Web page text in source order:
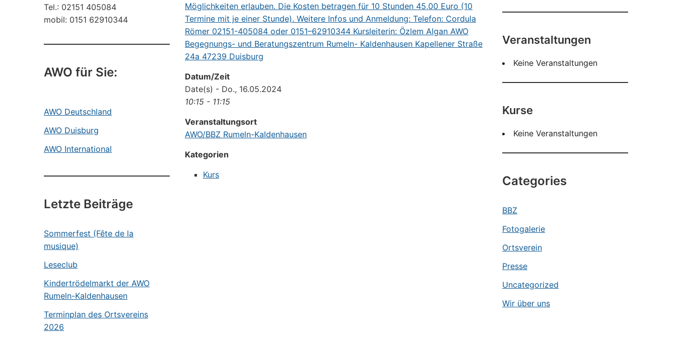
Tel.: 02151 405084
mobil: 0151 62910344
AWO für Sie:
AWO Deutschland
AWO Duisburg
AWO International
Letzte Beiträge
Sommerfest (Fête de la
musique)
Leseclub
Kindertrödelmarkt der AWO
Rumeln-Kaldenhausen
Terminplan des Ortsvereins
2026
Datum/Zeit
Date(s) - Do., 16.05.2024
10:15 - 11:15
Veranstaltungsort
AWO/BBZ Rumeln-Kaldenhausen
Kategorien
Kurs
Veranstaltungen
Keine Veranstaltungen
Kurse
Keine Veranstaltungen
Categories
BBZ
Fotogalerie
Ortsverein
Presse
Uncategorized
Wir über uns